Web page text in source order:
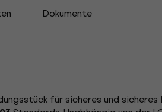
Dokumente
für sicheres und